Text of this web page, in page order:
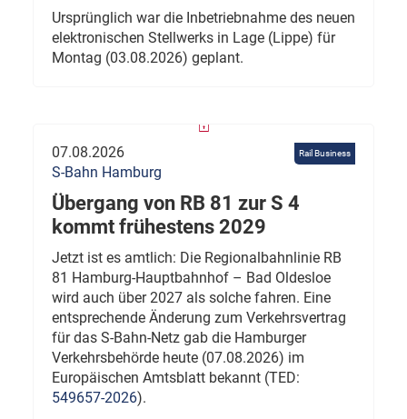
Ursprünglich war die Inbetriebnahme des neuen
elektronischen Stellwerks in Lage (Lippe) für
Montag (03.08.2026) geplant.
Rail Business
07.08.2026
S-Bahn Hamburg
Übergang von RB 81 zur S 4
kommt frühestens 2029
Jetzt ist es amtlich: Die Regionalbahnlinie RB
81 Hamburg-Hauptbahnhof – Bad Oldesloe
wird auch über 2027 als solche fahren. Eine
entsprechende Änderung zum Verkehrsvertrag
für das S-Bahn-Netz gab die Hamburger
Verkehrsbehörde heute (07.08.2026) im
Europäischen Amtsblatt bekannt (TED:
549657-2026).